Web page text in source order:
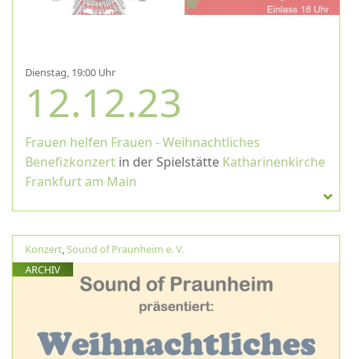
Dienstag, 19:00 Uhr
12.12.23
Frauen helfen Frauen - Weihnachtliches
Benefizkonzert in der Spielstätte Katharinenkirche
Frankfurt am Main
Konzert,Sound of Praunheim e. V.
ARCHIV